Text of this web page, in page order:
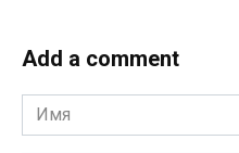
Add a comment
Имя
*